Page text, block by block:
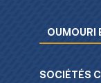
MenuOUMOURI
SOCIÉTÉS